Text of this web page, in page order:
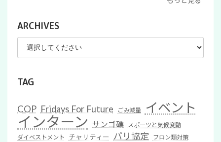
ARCHIVES
TAG
COP Fridays For Future ごみ減量 イベント
インターン サンゴ礁
スポーツと気候変動
ダイベストメント
チャリティー パリ協定 フロン類対策